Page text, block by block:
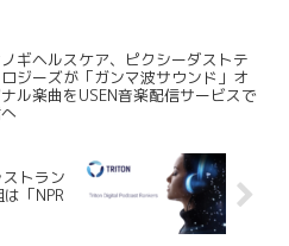
ギヘルスケア、ピクシーダストテ
ジーズが「ガンマ波サウンド」オ
ナル楽曲をUSEN音楽配信サービスで
トラン
「NPR